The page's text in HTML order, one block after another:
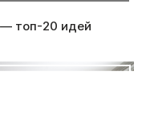
топ-20 идей